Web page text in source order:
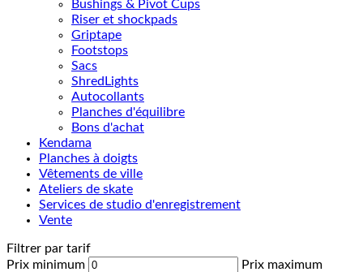
Bushings & Pivot Cups
Riser et shockpads
Griptape
Footstops
Sacs
ShredLights
Autocollants
Planches d'équilibre
Bons d'achat
Kendama
Planches à doigts
Vêtements de ville
Ateliers de skate
Services de studio d'enregistrement
Vente
Filtrer par tarif
Prix minimum
Prix maximum